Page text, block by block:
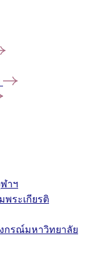
าฯ
พระเกียรติ
กรณ์มหาวิทยาลัย